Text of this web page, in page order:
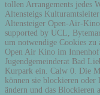
tollen Arrangements jedes
Altensteigs
Altensteiger Open-Air-
supported by UCL,
um notwendige Cookies
Open Air Kino im
Jugendgemeinderat Bad
Kurpark ein. Calw 0. Die
können sie blockieren
ändern und das Blockieren